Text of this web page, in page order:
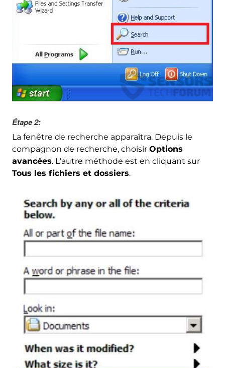
Étape 2:
La fenêtre de recherche apparaîtra. Depuis le
compagnon de recherche, choisir Options
avancées. L'autre méthode est en cliquant sur
Tous les fichiers et dossiers.